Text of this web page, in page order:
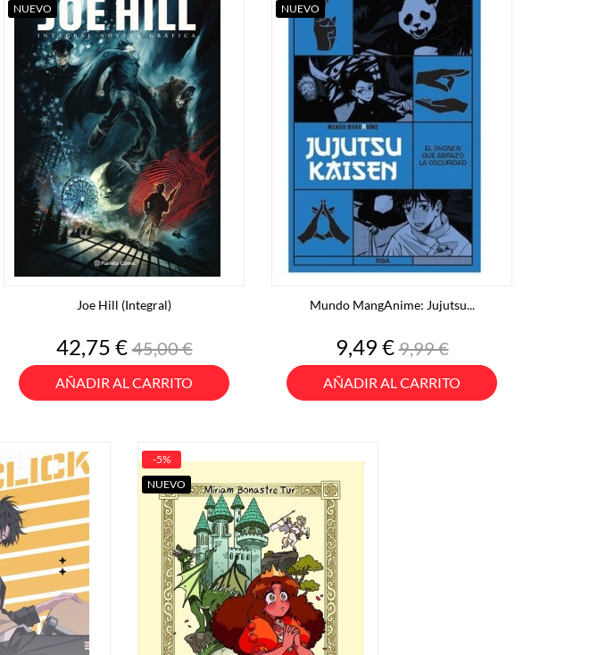
Joe Hill (Integral)
Precio
42,75 €Precio
base
45,00 €
AÑADIR AL CARRITO
NUEVO
Mundo MangAnime: Jujutsu...
Precio
9,49 €Precio
base
9,99 €
AÑADIR AL CARRITO
NUEVO
-5%
NUEVO